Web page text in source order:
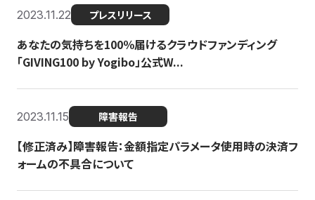
2023.11.22 プレスリリース
あなたの気持ちを100％届けるクラウドファンディング
「GIVING100 by Yogibo」公式W...
2023.11.15 障害報告
【修正済み】障害報告：金額指定パラメータ使用時の決済フ
ォームの不具合について